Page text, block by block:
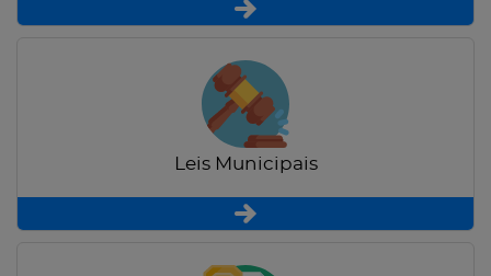
Leis Municipais